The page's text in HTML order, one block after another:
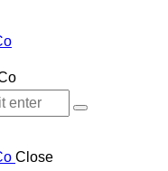
Close